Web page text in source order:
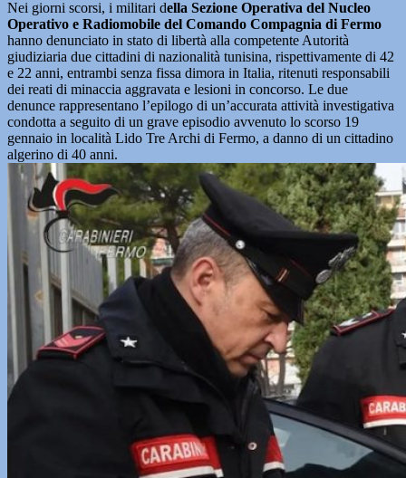
Nei giorni scorsi, i militari della Sezione Operativa del Nucleo
Operativo e Radiomobile del Comando Compagnia di Fermo
hanno denunciato in stato di libertà alla competente Autorità
giudiziaria due cittadini di nazionalità tunisina, rispettivamente di 42
e 22 anni, entrambi senza fissa dimora in Italia, ritenuti responsabili
dei reati di minaccia aggravata e lesioni in concorso. Le due
denunce rappresentano l’epilogo di un’accurata attività investigativa
condotta a seguito di un grave episodio avvenuto lo scorso 19
gennaio in località Lido Tre Archi di Fermo, a danno di un cittadino
algerino di 40 anni.